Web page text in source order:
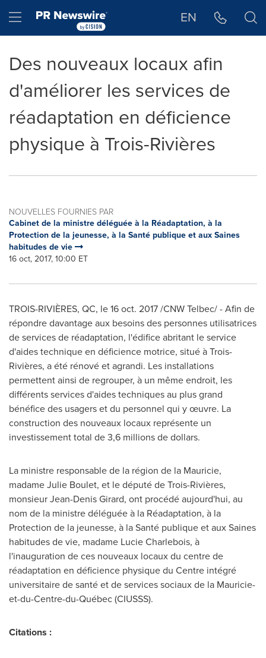
Hamburger menu EN
Des nouveaux locaux afin
d'améliorer les services de
réadaptation en déficience
physique à Trois-Rivières
NOUVELLES FOURNIES PAR
Cabinet de la ministre déléguée à la Réadaptation, à la
Protection de la jeunesse, à la Santé publique et aux Saines
habitudes de vie
16 oct, 2017, 10:00 ET
TROIS-RIVIÈRES, QC, le16 oct. 2017/CNW Telbec/ - Afin de
répondre davantage aux besoins des personnes utilisatrices
de services de réadaptation, l'édifice abritant le service
d'aides technique en déficience motrice, situé à Trois-
Rivières, a été rénové et agrandi. Les installations
permettent ainsi de regrouper, à un même endroit, les
différents services d'aides techniques au plus grand
bénéfice des usagers et du personnel qui y œuvre. La
construction des nouveaux locaux représente un
investissement total de 3,6 millions de dollars.
La ministre responsable de la région de la Mauricie,
madameJulie Boulet, et le député de Trois-Rivières,
monsieurJean-Denis Girard, ont procédé aujourd'hui, au
nom de la ministre déléguée à la Réadaptation, à la
Protection de la jeunesse, à la Santé publique et aux Saines
habitudes de vie, madame Lucie Charlebois, à
l'inauguration de ces nouveaux locaux du centre de
réadaptation en déficience physique du Centre intégré
universitaire de santé et de services sociaux de la Mauricie-
et-du-Centre-du-Québec (CIUSSS).
Citations :